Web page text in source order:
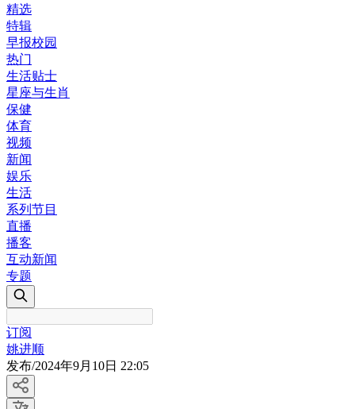
精选
特辑
早报校园
热门
生活贴士
星座与生肖
保健
体育
视频
新闻
娱乐
生活
系列节目
直播
播客
互动新闻
专题
订阅
姚进顺
发布/2024年9月10日 22:05